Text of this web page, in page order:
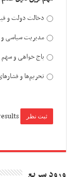
دخالت دولت و
مدیریت سیاسی و
باج خواهی و
تحریم‌ها و